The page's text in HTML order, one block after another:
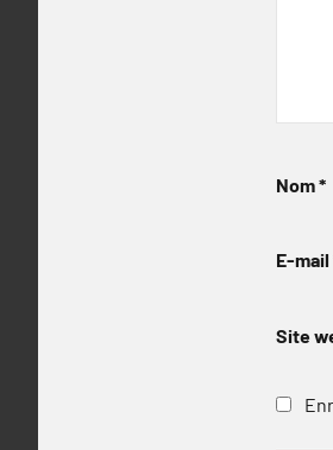
Nom*
E-mail
Site